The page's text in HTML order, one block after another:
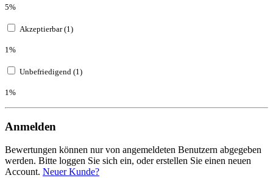
5%
Akzeptierbar (1)
1%
Unbefriedigend (1)
1%
Anmelden
Bewertungen können nur von angemeldeten Benutzern abgegeben
werden. Bitte loggen Sie sich ein, oder erstellen Sie einen neuen
Account. Neuer Kunde?